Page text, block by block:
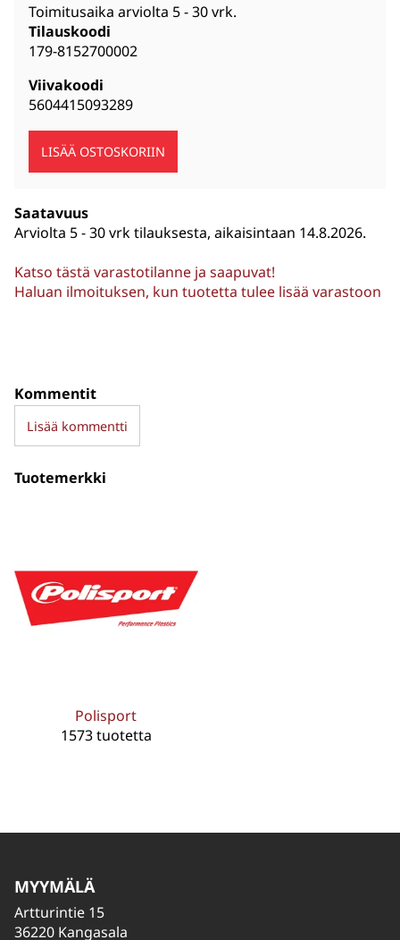
Toimitusaika arviolta 5 - 30 vrk.
Tilauskoodi
179-8152700002
Viivakoodi
5604415093289
Saatavuus
Arviolta 5 - 30 vrk tilauksesta, aikaisintaan 14.8.2026.
Katso tästä varastotilanne ja saapuvat!
Haluan ilmoituksen, kun tuotetta tulee lisää varastoon
Kommentit
Lisää kommentti
Tuotemerkki
Polisport
1573 tuotetta
MYYMÄLÄ
Artturintie 15
36220 Kangasala